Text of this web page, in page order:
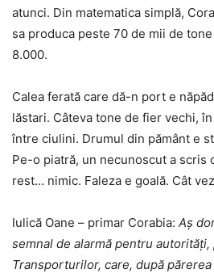
atunci. Din matematica simplă,
sa produca peste 70 de mii de
8.000.
Calea ferată care dă-n port e
lăstari. Câteva tone de fier vechi,
între ciulini. Drumul din pământ e
Pe-o piatră, un necunoscut a scris
rest… nimic. Faleza e goală. Cât
Iulică Oane – primar Corabia: Aş
semnal de alarmă pentru
Transporturilor, care, după